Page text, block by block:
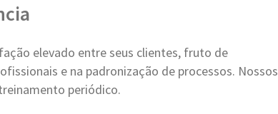
elevado entre seus clientes, fruto de
e na padronização de processos. Nossos
periódico.